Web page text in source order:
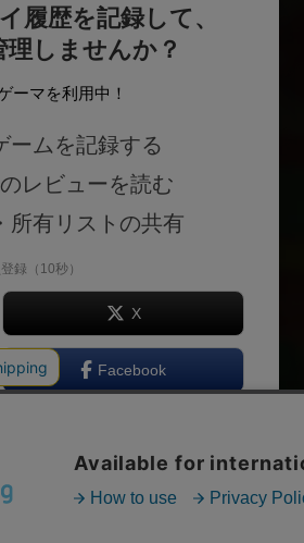
履歴を記録して、
しませんか？
ーマを利用中！
ームを記録する
レビューを読む
所有リストの共有
録（10秒）
X
Facebook
新作・再入荷情報
定番ボードゲームの通販商品
国産ボードゲームの通販商品
子供向けボードゲームの通販商品
20分以下のボードゲームの通販商品
60分以上のボードゲームの通販商品
クラウドファンディング ボドファン